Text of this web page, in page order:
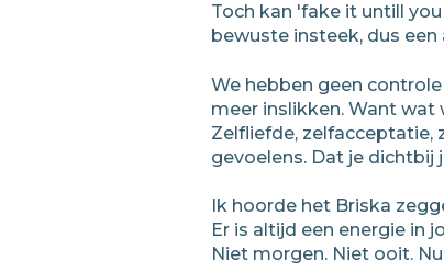
Toch kan 'fake it untill
bewuste insteek, dus
We hebben geen
meer inslikken. Want wat
Zelfliefde, zelfacceptatie,
gevoelens. Dat je dichtbij
Ik hoorde het Briska
Er is altijd een energie in
Niet morgen. Niet ooit.